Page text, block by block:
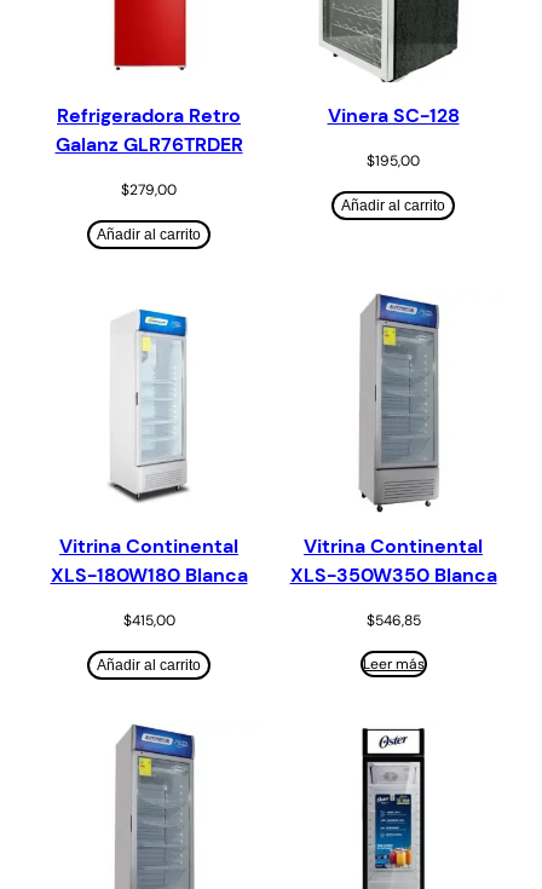
Refrigeradora Retro
Galanz GLR76TRDER
$279,00
Añadir al carrito
Vinera SC-128
$195,00
Añadir al carrito
Vitrina Continental
XLS-180W180 Blanca
$415,00
Añadir al carrito
Vitrina Continental
XLS-350W350 Blanca
$546,85
Leer más